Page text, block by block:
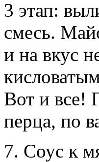
3 этап:
смесь.
и на вкус
Вот и все!
перца, по
7. Соус к